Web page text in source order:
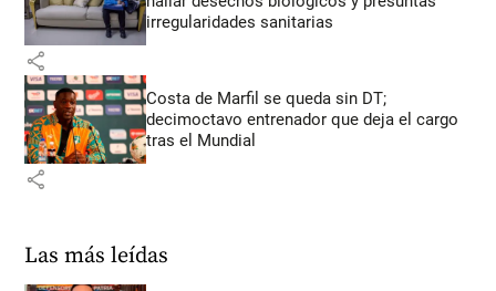
irregularidades sanitarias
share
Costa de Marfil se queda sin DT;
decimoctavo entrenador que deja el cargo
tras el Mundial
share
Las más leídas